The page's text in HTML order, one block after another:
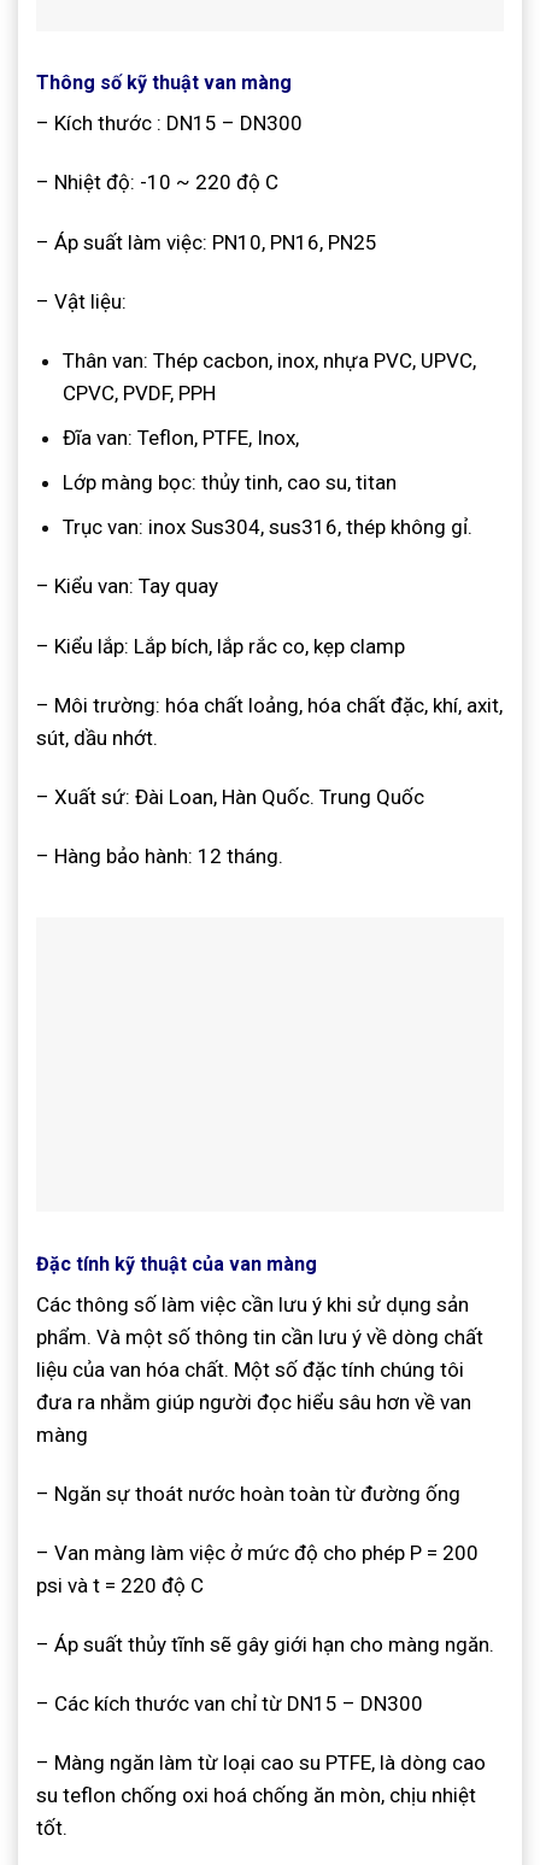
Thông số kỹ thuật van màng
– Kích thước : DN15 – DN300
– Nhiệt độ: -10 ~ 220 độ C
– Áp suất làm việc: PN10, PN16, PN25
– Vật liệu:
Thân van: Thép cacbon, inox, nhựa PVC, UPVC,
CPVC, PVDF, PPH
Đĩa van: Teflon, PTFE, Inox,
Lớp màng bọc: thủy tinh, cao su, titan
Trục van: inox Sus304, sus316, thép không gỉ.
– Kiểu van: Tay quay
– Kiểu lắp: Lắp bích, lắp rắc co, kẹp clamp
– Môi trường: hóa chất loảng, hóa chất đặc, khí, axit,
sút, dầu nhớt.
– Xuất sứ: Đài Loan, Hàn Quốc. Trung Quốc
– Hàng bảo hành: 12 tháng.
Đặc tính kỹ thuật của van màng
Các thông số làm việc cần lưu ý khi sử dụng sản
phẩm. Và một số thông tin cần lưu ý về dòng chất
liệu của van hóa chất. Một số đặc tính chúng tôi
đưa ra nhằm giúp người đọc hiểu sâu hơn về van
màng
– Ngăn sự thoát nước hoàn toàn từ đường ống
– Van màng làm việc ở mức độ cho phép P = 200
psi và t = 220 độ C
– Áp suất thủy tĩnh sẽ gây giới hạn cho màng ngăn.
– Các kích thước van chỉ từ DN15 – DN300
– Màng ngăn làm từ loại cao su PTFE, là dòng cao
su teflon chống oxi hoá chống ăn mòn, chịu nhiệt
tốt.